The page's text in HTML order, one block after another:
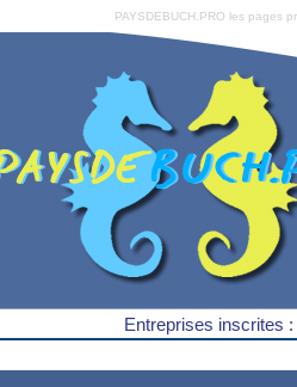
PAYSDEBUCH.PRO les pages
Entreprises inscrites